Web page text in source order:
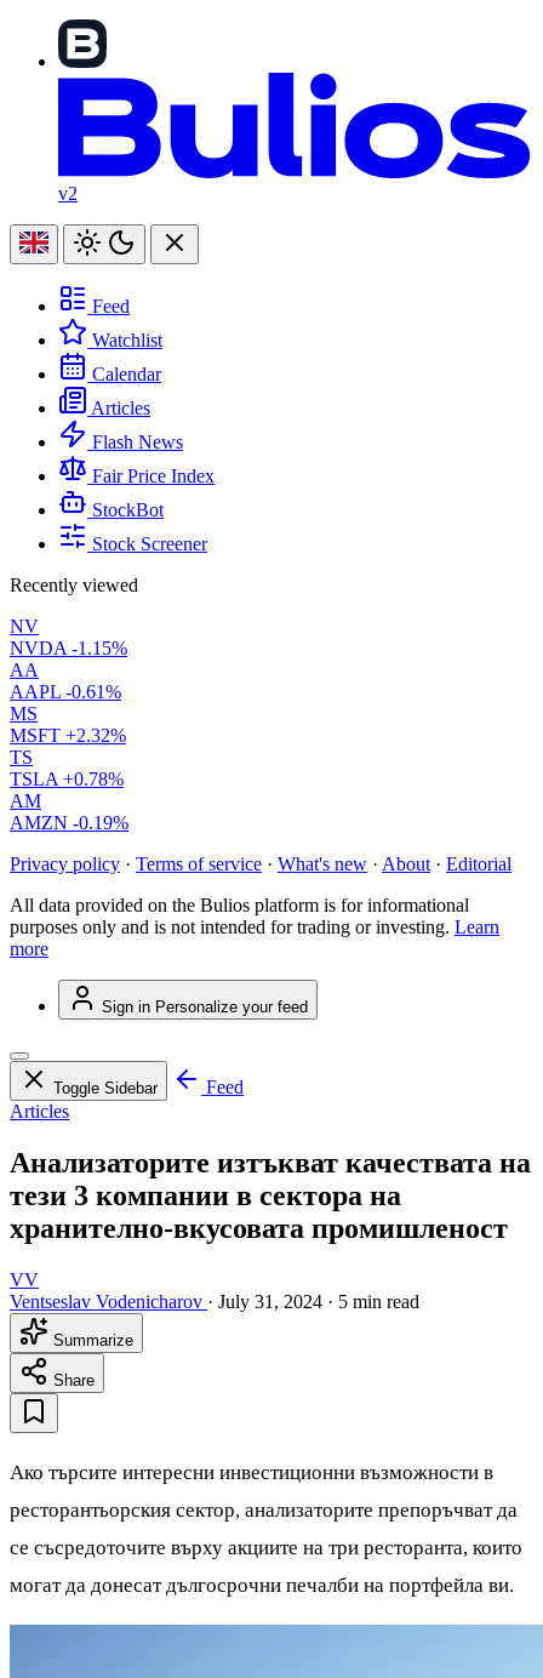
v2
Feed
Watchlist
Calendar
Articles
Flash News
Fair Price Index
StockBot
Stock Screener
Recently viewed
NV
NVDA -1.15%
AA
AAPL -0.61%
MS
MSFT +2.32%
TS
TSLA +0.78%
AM
AMZN -0.19%
Privacy policy · Terms of service · What's new · About · Editorial
All data provided on the Bulios platform is for informational
purposes only and is not intended for trading or investing. Learn
more
Sign in Personalize your feed
Toggle Sidebar
Feed
Articles
Анализаторите изтъкват качествата на
тези 3 компании в сектора на
хранително-вкусовата промишленост
VV
Ventseslav Vodenicharov · July 31, 2024 · 5 min read
Summarize
Share
Ако търсите интересни инвестиционни възможности в
ресторантьорския сектор, анализаторите препоръчват да
се съсредоточите върху акциите на три ресторанта, които
могат да донесат дългосрочни печалби на портфейла ви.